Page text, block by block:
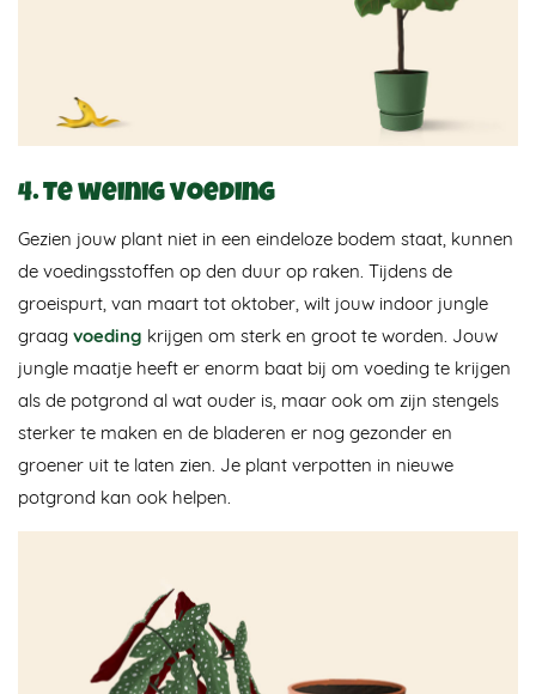
4. Te weinig voeding
Gezien jouw plant niet in een eindeloze bodem staat, kunnen
de voedingsstoffen op den duur op raken. Tijdens de
groeispurt, van maart tot oktober, wilt jouw indoor jungle
graag voeding krijgen om sterk en groot te worden. Jouw
jungle maatje heeft er enorm baat bij om voeding te krijgen
als de potgrond al wat ouder is, maar ook om zijn stengels
sterker te maken en de bladeren er nog gezonder en
groener uit te laten zien. Je plant verpotten in nieuwe
potgrond kan ook helpen.